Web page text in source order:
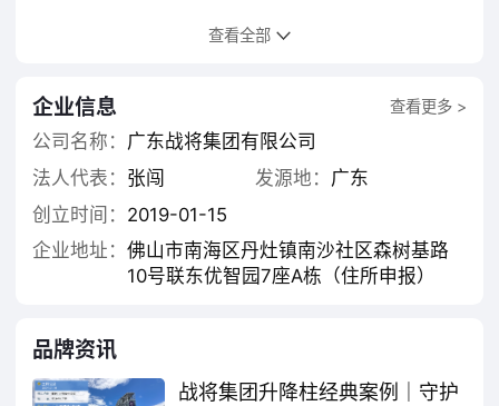
司组建了高精尖研发团队，专业销售团队，专业售
门、道闸、升降柱、翻版路障机、停车场系统、岗
亭、危废房等全系列出入口安防产品。拥有100余名
保从设计到交付的全链条专业品质。
全球布局，服务典范。战将产品远销全球60余个国
家和地区，构建起覆盖全世界的300+服务网点，各
借稳定、智能、耐用的卓越品质，树立行业服务典
范，赢得全球用户一致好评。
查看全部
企业信息 查看更多 >
公司名称： 广东战将集团有限公司
法人代表： 张闯 发源地： 广东
创立时间： 2019-01-15
企业地址： 佛山市南海区丹灶镇南沙社区森树基路
10号联东优智园7座A栋（住所申报）
品牌资讯
战将集团升降柱经典案例｜守护